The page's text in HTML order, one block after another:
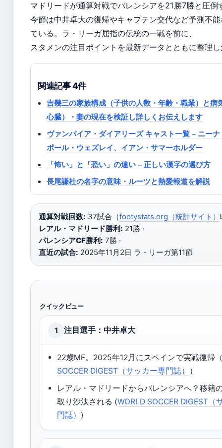
マドリードが通算対戦でバレンシアを21勝7勝と圧倒
今節は中井卓大の復帰やキャプテン交代など予測不
ている。ラ・リーガ屈指の伝統の一戦を前に、
スタメンの注目ポイントを最新データとともに整理
関連記事 4件
吉幾三の家族構成（子供の人数・年齢・職業）と病
心臓）・妻の現在を検証し詳しくお伝えします
ヴァンパイア・ダイアリーズ キャスト一覧 – ニー
ポール・ウェズレイ、イアン・サマーホルダー
「怖い」と「恐い」の違い – 正しい漢字の選び方
長尾謙杜の名字の意味・ルーツと熱愛報道を解説
通算対戦回数: 37試合（footystats.org（統計サイト）
レアル・マドリード勝利: 21勝 ·
バレンシアCF勝利: 7勝 ·
直近の試合: 2025年11月2日 ラ・リーガ第11節
クイックビュー
1 注目選手：中井卓大
22歳MF。2025年12月にスペインで実戦復帰
SOCCER DIGEST（サッカー専門誌） ）
レアル・マドリードからバレンシアへ？移籍
取り沙汰される (WORLD SOCCER DIGEST（
門誌） )